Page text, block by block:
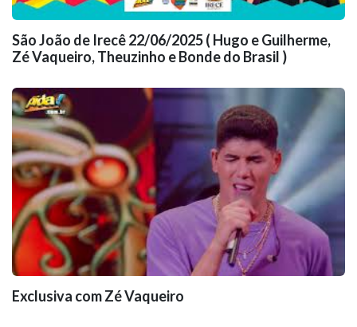
São João de Irecê 22/06/2025 ( Hugo e Guilherme,
Zé Vaqueiro, Theuzinho e Bonde do Brasil )
Exclusiva com Zé Vaqueiro